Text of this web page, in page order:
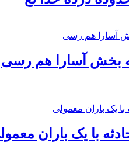
بخش آسارا هم رسی
با یک باران